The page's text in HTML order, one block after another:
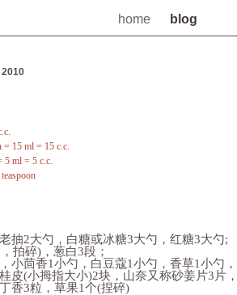
home blog
2大勺，白糖或冰糖3大勺，红糖3大勺;
碎)，葱白3段；
茴香1小勺，白豆蔻1小勺，香草1小勺，
(小拇指大小)2块，山奈又称砂姜片3片
3粒，草果1个(捏碎)
= 15 ml = 15 c.c.
5 ml = 5 c.c.